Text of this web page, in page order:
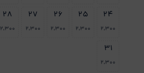
24
2،300
25
2،300
26
2،300
27
2،300
28
2،300
31
2،300